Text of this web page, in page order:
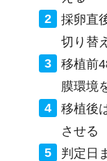
採卵直
切り替
移植前
膜環境
移植後
させる
判定日